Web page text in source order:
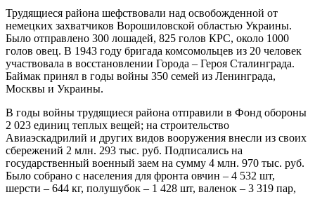
Трудящиеся района шефствовали над освобожденной от
немецких захватчиков Ворошиловской областью Украины.
Было отправлено 300 лошадей, 825 голов КРС, около 1000
голов овец. В 1943 году бригада комсомольцев из 20 человек
участвовала в восстановлении Города – Героя Сталинграда.
Баймак принял в годы войны 350 семей из Ленинграда,
Москвы и Украины.
В годы войны трудящиеся района отправили в Фонд обороны
2 023 единиц теплых вещей; на строительство
Авиаэскадрилий и других видов вооружения внесли из своих
сбережений 2 млн. 293 тыс. руб. Подписались на
государственный военный заем на сумму 4 млн. 970 тыс. руб.
Было собрано с населения для фронта овчин – 4 532 шт,
шерсти – 644 кг, полушубок – 1 428 шт, валенок – 3 319 пар,